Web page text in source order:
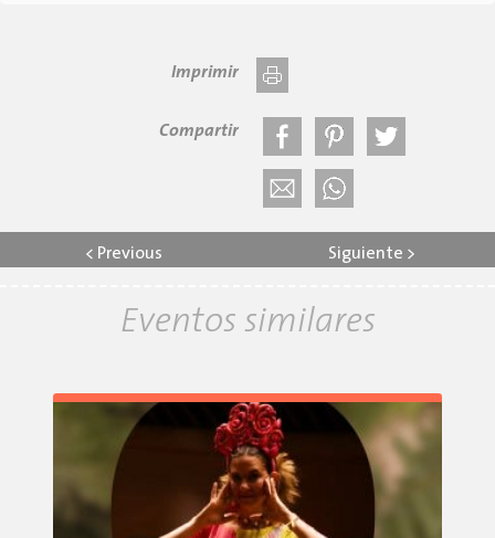
Imprimir
Compartir
< Previous Siguiente >
Eventos similares